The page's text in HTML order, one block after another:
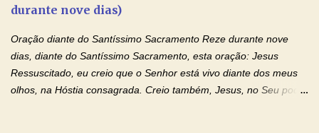
droga. Senhor, Pai Poderoso e cheio de Misericórdia, na
drogas, c...
durante nove dias)
Oração diante do Santíssimo Sacramento Reze durante nove
dias, diante do Santíssimo Sacramento, esta oração: Jesus
Ressuscitado, eu creio que o Senhor está vivo diante dos meus
olhos, na Hóstia consagrada. Creio também, Jesus, no Seu poder